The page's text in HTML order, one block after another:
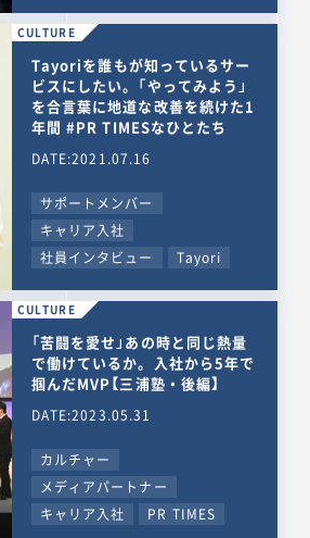
CULTURE
Tayoriを誰もが知っているサー
ビスにしたい。「やってみよう」
を合言葉に地道な改善を続けた1
年間 #PR TIMESなひとたち
DATE:2021.07.16
サポートメンバー
キャリア入社
社員インタビュー
Tayori
CULTURE
「苦闘を愛せ」あの時と同じ熱量
で働けているか。入社から5年で
掴んだMVP【三浦塾・後編】
DATE:2023.05.31
カルチャー
メディアパートナー
キャリア入社
PR TIMES